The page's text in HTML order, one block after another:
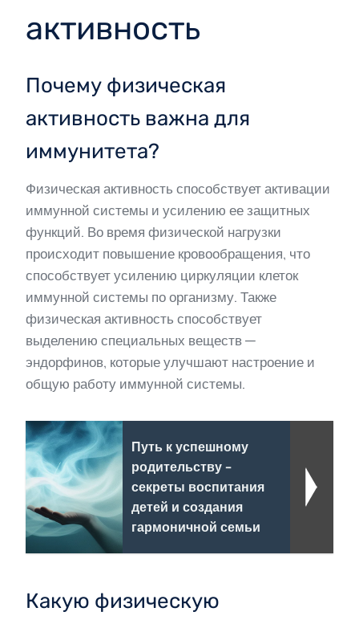
активность
Почему физическая
активность важна для
иммунитета?
Физическая активность способствует активации
иммунной системы и усилению ее защитных
функций. Во время физической нагрузки
происходит повышение кровообращения, что
способствует усилению циркуляции клеток
иммунной системы по организму. Также
физическая активность способствует
выделению специальных веществ —
эндорфинов, которые улучшают настроение и
общую работу иммунной системы.
Путь к успешному
родительству -
секреты воспитания
детей и создания
гармоничной семьи
Какую физическую